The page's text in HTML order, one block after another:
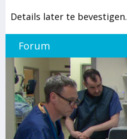
Details later te bevestigen.
Forum